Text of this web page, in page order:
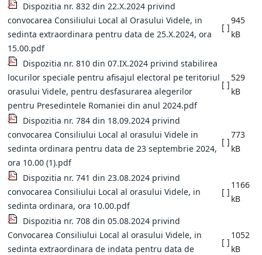
Dispozitia nr. 832 din 22.X.2024 privind
convocarea Consiliului Local al Orasului Videle, in
sedinta extraordinara pentru data de 25.X.2024, ora
15.00.pdf
[ ]
945
kB
Dispozitia nr. 810 din 07.IX.2024 privind stabilirea
locurilor speciale pentru afisajul electoral pe teritoriul
orasului Videle, pentru desfasurarea alegerilor
pentru Presedintele Romaniei din anul 2024.pdf
[ ]
529
kB
Dispozitia nr. 784 din 18.09.2024 privind
convocarea Consiliului Local al orasului Videle in
sedinta ordinara pentru data de 23 septembrie 2024,
ora 10.00 (1).pdf
[ ]
773
kB
Dispozitia nr. 741 din 23.08.2024 privind
convocarea Consiliului Local al orasului Videle, in
sedinta ordinara, ora 10.00.pdf
[ ]
1166
kB
Dispozitia nr. 708 din 05.08.2024 privind
Convocarea Consiliului Local al orasului Videle, in
sedinta extraordinara de indata pentru data de
[ ]
1052
kB